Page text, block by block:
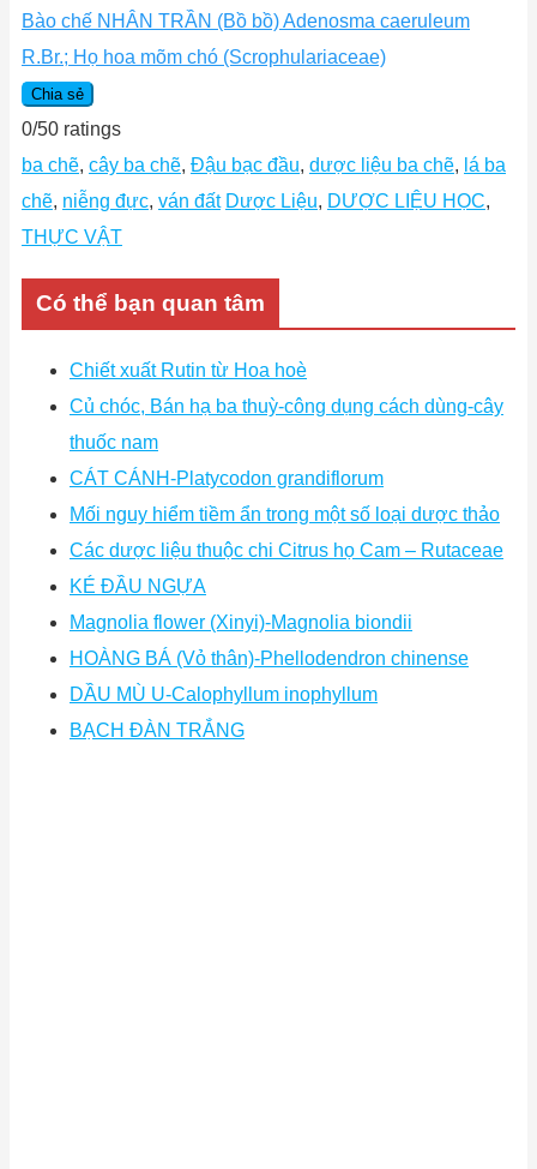
Bào chế NHÂN TRẦN (Bồ bồ) Adenosma caeruleum
R.Br.; Họ hoa mõm chó (Scrophulariaceae)
Chia sẻ
0/50 ratings
ba chẽ, cây ba chẽ, Ðậu bạc đầu, dược liệu ba chẽ, lá ba
chẽ, niễng đực, ván đất Dược Liệu, DƯỢC LIỆU HỌC,
THỰC VẬT
Có thể bạn quan tâm
Chiết xuất Rutin từ Hoa hoè
Củ chóc, Bán hạ ba thuỳ-công dụng cách dùng-cây
thuốc nam
CÁT CÁNH-Platycodon grandiflorum
Mối nguy hiểm tiềm ẩn trong một số loại dược thảo
Các dược liệu thuộc chi Citrus họ Cam – Rutaceae
KÉ ĐẦU NGỰA
Magnolia flower (Xinyi)-Magnolia biondii
HOÀNG BÁ (Vỏ thân)-Phellodendron chinense
DẦU MÙ U-Calophyllum inophyllum
BẠCH ĐÀN TRẮNG